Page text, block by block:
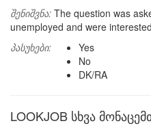
შენიშვნა: The question was
unemployed and were
პასუხები:
Yes
No
DK/RA
LOOKJOB სხვა